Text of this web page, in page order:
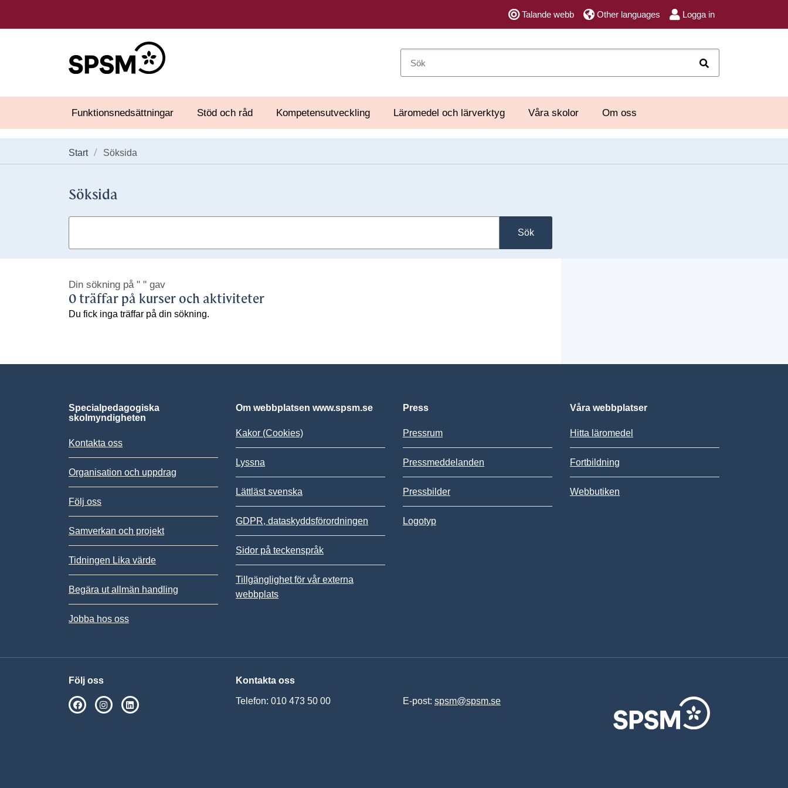
Talande webb Other languages Logga in
Funktionsnedsättningar Stöd och råd Kompetensutveckling Läromedel och lärverktyg Våra skolor Om oss
Start Söksida
Söksida
Sök
Din sökning på " " gav
0 träffar på kurser och aktiviteter
Du fick inga träffar på din sökning.
Specialpedagogiska
skolmyndigheten
Kontakta oss
Organisation och uppdrag
Följ oss
Samverkan och projekt
Tidningen Lika värde
Begära ut allmän handling
Jobba hos oss
Om webbplatsen www.spsm.se
Kakor (Cookies)
Lyssna
Lättläst svenska
GDPR, dataskyddsförordningen
Sidor på teckenspråk
Tillgänglighet för vår externa
webbplats
Press
Pressrum
Pressmeddelanden
Pressbilder
Logotyp
Våra webbplatser
Hitta läromedel
Fortbildning
Webbutiken
Följ oss
SPSM på Facebook
SPSM på Instagram
Kontakta oss
Telefon: 010 473 50 00 E-post: spsm@spsm.se